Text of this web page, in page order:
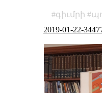
գիւմրի
2019-01-22-